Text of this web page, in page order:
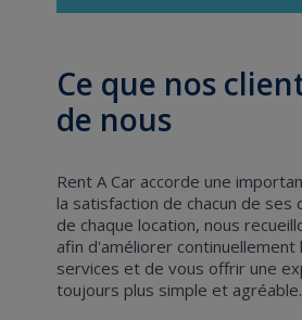
Ce que nos
de nous
Rent A Car accorde une
la satisfaction de chacun de ses
de chaque location, nous
afin d'améliorer continuellement
services et de vous offrir une
toujours plus simple et agréable.